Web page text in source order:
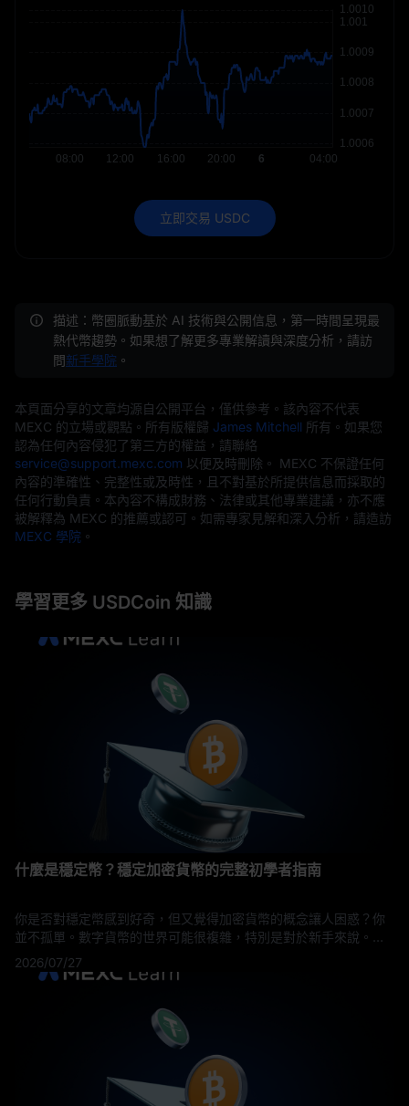
立即交易 USDC
描述：幣圈脈動基於 AI 技術與公開信息，第一時間呈現最
熱代幣趨勢。如果想了解更多專業解讀與深度分析，請訪
問新手學院 。
本頁面分享的文章均源自公開平台，僅供參考。該內容不代表
MEXC 的立場或觀點。所有版權歸 James Mitchell 所有。如果您
認為任何內容侵犯了第三方的權益，請聯絡
service@support.mexc.com 以便及時刪除。 MEXC 不保證任何
內容的準確性、完整性或及時性，且不對基於所提供信息而採取的
任何行動負責。本內容不構成財務、法律或其他專業建議，亦不應
被解釋為 MEXC 的推薦或認可。如需專家見解和深入分析，請造訪
MEXC 學院 。
學習更多 USDCoin 知識
什麼是穩定幣？穩定加密貨幣的完整初學者指南
你是否對穩定幣感到好奇，但又覺得加密貨幣的概念讓人困惑？你
並不孤單。數字貨幣的世界可能很複雜，特別是對於新手來說。這
本綜合指南會用清晰、簡單的術語分解你需要知道的有關穩定幣的
所有資訊。從理解穩定幣是什麼、如何運作，到了解不同類型的穩
保護資產免受市場波動影響、進行國際匯款，或僅僅是想擴展對數
字貨幣的認識，這本指南都能為你提供必要的信息，讓你自
2026/07/27